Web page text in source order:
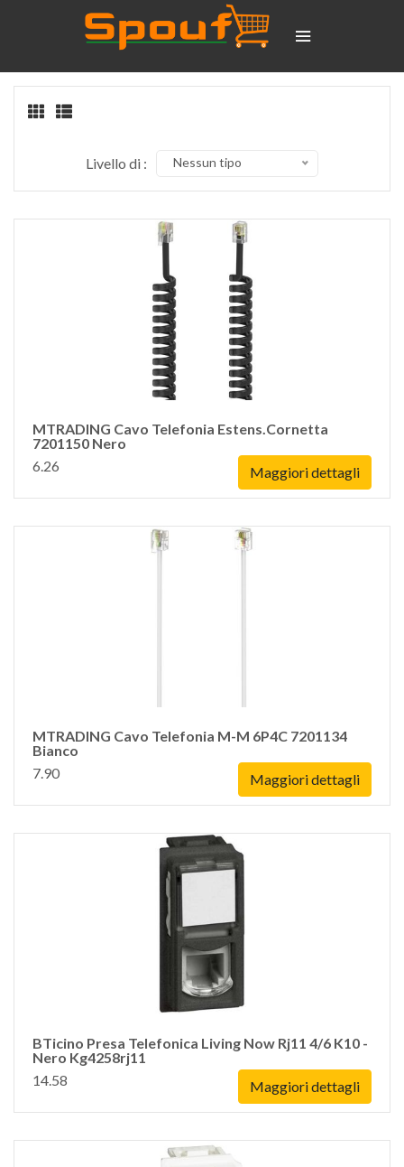
Livello di : Nessun tipo
MTRADING Cavo Telefonia Estens.Cornetta
7201150 Nero
6.26
Maggiori dettagli
MTRADING Cavo Telefonia M-M 6P4C 7201134
Bianco
7.90
Maggiori dettagli
BTicino Presa Telefonica Living Now Rj11 4/6 K10 -
Nero Kg4258rj11
14.58
Maggiori dettagli